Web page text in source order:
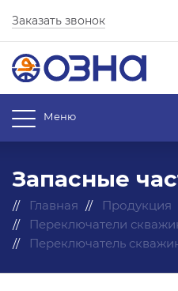
Заказать звонок
Меню
Запасные
Главная Продукция
Переключатели
Переключатель